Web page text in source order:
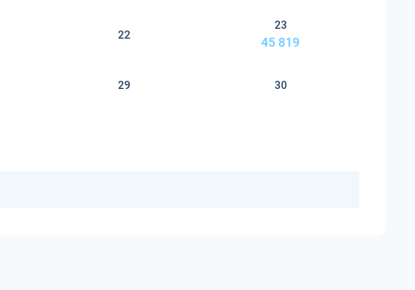
22
23
45 819
29 30